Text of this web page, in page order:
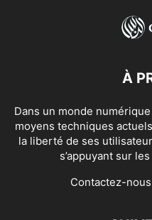
À
Dans un monde
moyens techniques
la liberté de ses
s’appuyant sur
Contactez-